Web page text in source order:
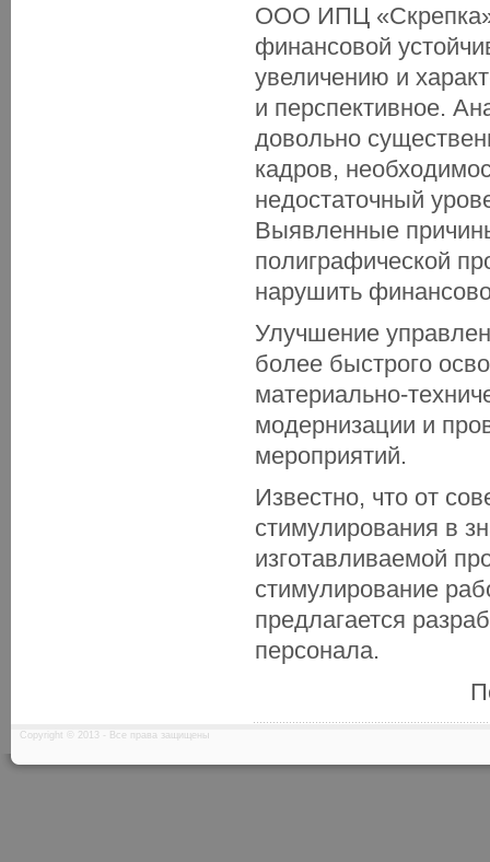
ООО ИПЦ «Скрепка»
финансовой
увеличению и
и перспективное.
довольно
кадров,
недостаточный
Выявленные
полиграфической
нарушить
Улучшение
более быстрого
материально-
модернизации и
мероприятий.
Известно, что от
стимулирования в
изготавливаемой
стимулирование
предлагается
персонала.
Copyright © 2013 - Все права защищены